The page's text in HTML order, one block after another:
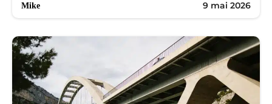
Mike 9 mai 2026